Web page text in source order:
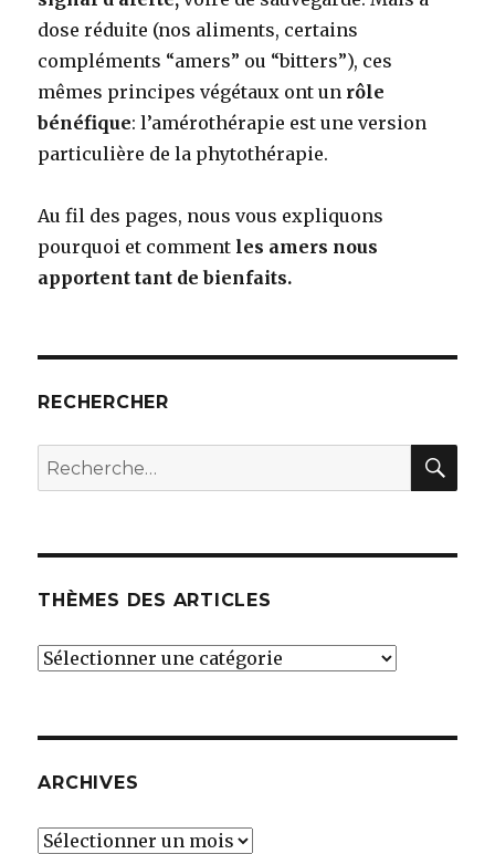
dose réduite (nos aliments, certains
compléments “amers” ou “bitters”), ces
mêmes principes végétaux ont un rôle
bénéfique: l’amérothérapie est une version
particulière de la phytothérapie.
Au fil des pages, nous vous expliquons
pourquoi et comment les amers nous
apportent tant de bienfaits.
RECHERCHER
Recherche
pour
THÈMES DES ARTICLES
THÈMES
ARCHIVES
Archives